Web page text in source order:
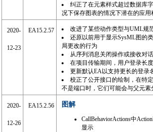
纠正了在元素样式超过数据库
况下保存图表的情况下潜在的应用
2020-
12-23
EA15.2.57
改进了某些动作类型与UML规
还原以前用于显示SysML图的
局更改的行为
从序列消息关闭操作或接收对
在项目传输期间，用户登录长
更新默认EA以支持更长的登录
校正了公开接口的绘制，在特
不是端口时，它们可能会与父元素
2020-
12-26
EA15.2.56 图解
CallBehaviorActions中
显示